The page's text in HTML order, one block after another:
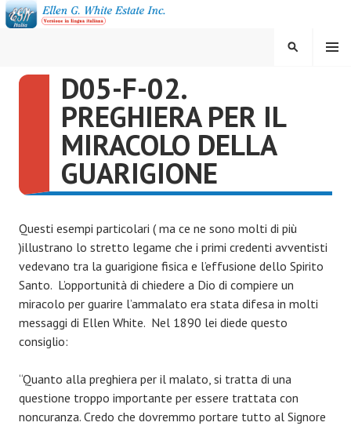
Vai
al
ELLEN G. WHITE ESTATE
INC.
MENU
CERCA
D05-F-02.
PREGHIERA PER IL
MIRACOLO DELLA
GUARIGIONE
Questi esempi particolari ( ma ce ne sono molti di più
)illustrano lo stretto legame che i primi credenti avventisti
vedevano tra la guarigione fisica e l’effusione dello Spirito
Santo. L’opportunità di chiedere a Dio di compiere un
miracolo per guarire l’ammalato era stata difesa in molti
messaggi di Ellen White. Nel 1890 lei diede questo
consiglio:
“Quanto alla preghiera per il malato, si tratta di una
questione troppo importante per essere trattata con
noncuranza. Credo che dovremmo portare tutto al Signore